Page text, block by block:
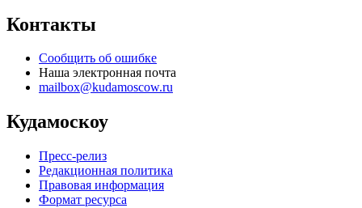
Контакты
Сообщить об ошибке
Наша электронная почта
mailbox@kudamoscow.ru
Кудамоскоу
Пресс-релиз
Редакционная политика
Правовая информация
Формат ресурса